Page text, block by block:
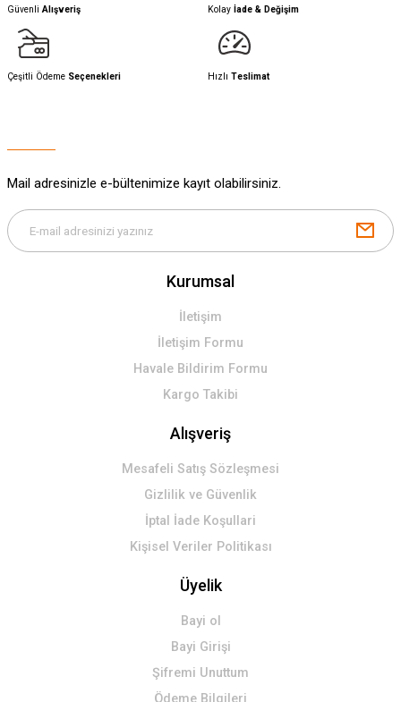
GüvenliAlışveriş Kolay İade & Değişim
Çeşitli Ödeme Seçenekleri Hızlı Teslimat
Mail adresinizle e-bültenimize kayıt olabilirsiniz.
Kurumsal
İletişim
İletişim Formu
Havale Bildirim Formu
Kargo Takibi
Alışveriş
Mesafeli Satış Sözleşmesi
Gizlilik ve Güvenlik
İptal İade Koşullari
Kişisel Veriler Politikası
Üyelik
Bayi ol
Bayi Girişi
Şifremi Unuttum